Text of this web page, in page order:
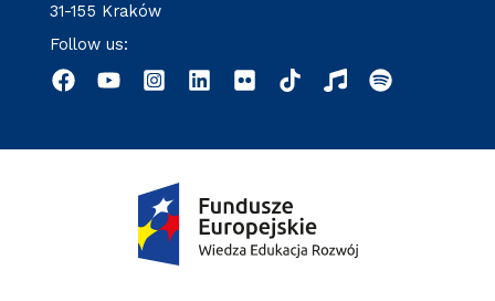
31-155 Kraków
Follow us: